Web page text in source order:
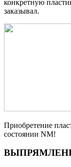
конкретную
заказывал.
Приобретение
состоянии NM!